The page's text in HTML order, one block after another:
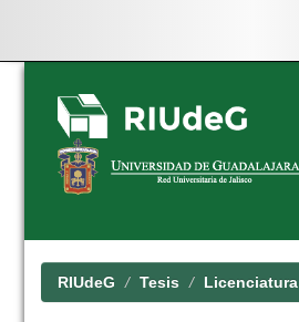
Skip
navigation
RIUdeG Tesis Licenciatura